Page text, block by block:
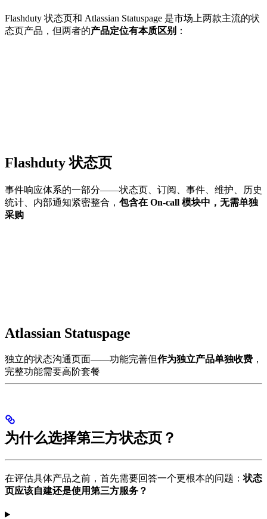
Flashduty 状态页和 Atlassian Statuspage 是市场上两款主流的状
态页产品，但两者的产品定位有本质区别 ：
Flashduty 状态页
事件响应体系的一部分——状态页、订阅、事件、维护、历史
统计、内部通知紧密整合， 包含在 On-call 模块中，无需单独
采购
Atlassian Statuspage
独立的状态沟通页面——功能完善但作为独立产品单独收费 ，
完整功能需要高阶套餐
为什么选择第三方状态页？
在评估具体产品之前，首先需要回答一个更根本的问题：状态
页应该自建还是使用第三方服务？